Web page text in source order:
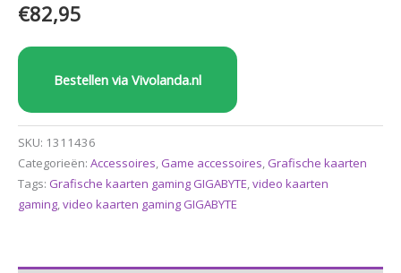
€82,95
Bestellen via Vivolanda.nl
SKU: 1311436
Categorieën: Accessoires, Game accessoires, Grafische kaarten
Tags: Grafische kaarten gaming GIGABYTE,video kaarten
gaming,video kaarten gaming GIGABYTE